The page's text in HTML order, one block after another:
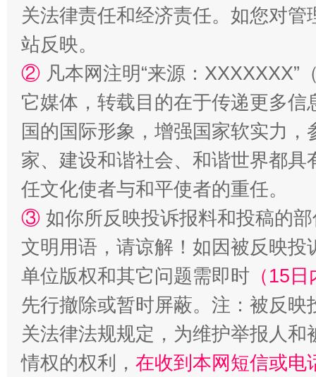
关法律责任和经济责任。如您对
站反映。
② 凡本网注明“来源：
它媒体，转载目的在于传递更多
国的国际形象，增强国家软实力
家、建设和谐社会、和谐世界都
任文化使者与和平使者的重任。
③ 如你所反映投诉报料和投稿的
文明用语，请谅解！如因被反映
单位版权和其它问题需即时 （15
先行撤除或暂时屏蔽。注：被反
关法律法规规定，为维护举报人
情权的权利， 在收到本网短信或电